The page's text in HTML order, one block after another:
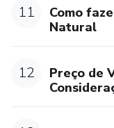
11
Como
Natural
12
Preço de